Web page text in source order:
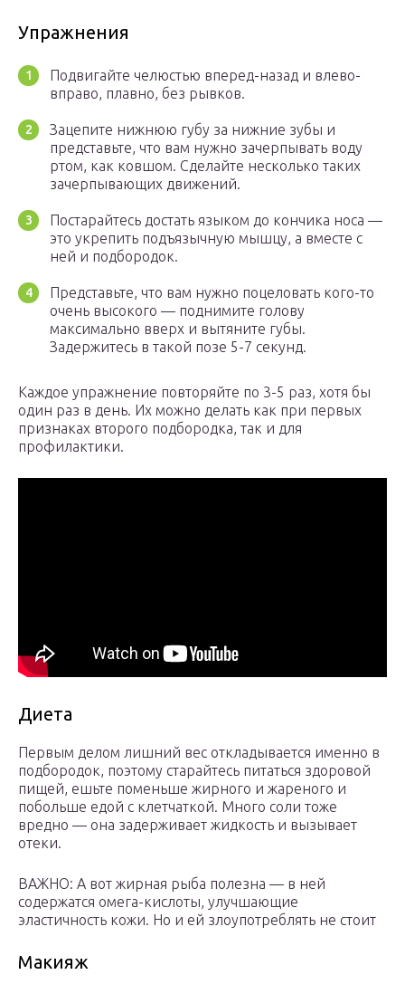
Упражнения
Подвигайте челюстью вперед-назад и влево-
вправо, плавно, без рывков.
Зацепите нижнюю губу за нижние зубы и
представьте, что вам нужно зачерпывать воду
ртом, как ковшом. Сделайте несколько таких
зачерпывающих движений.
Постарайтесь достать языком до кончика носа —
это укрепить подъязычную мышцу, а вместе с
ней и подбородок.
Представьте, что вам нужно поцеловать кого-то
очень высокого — поднимите голову
максимально вверх и вытяните губы.
Задержитесь в такой позе 5-7 секунд.
Каждое упражнение повторяйте по 3-5 раз, хотя бы
один раз в день. Их можно делать как при первых
признаках второго подбородка, так и для
профилактики.
Диета
Первым делом лишний вес откладывается именно в
подбородок, поэтому старайтесь питаться здоровой
пищей, ешьте поменьше жирного и жареного и
побольше едой с клетчаткой. Много соли тоже
вредно — она задерживает жидкость и вызывает
отеки.
ВАЖНО: А вот жирная рыба полезна — в ней
содержатся омега-кислоты, улучшающие
эластичность кожи. Но и ей злоупотреблять не стоит
Макияж